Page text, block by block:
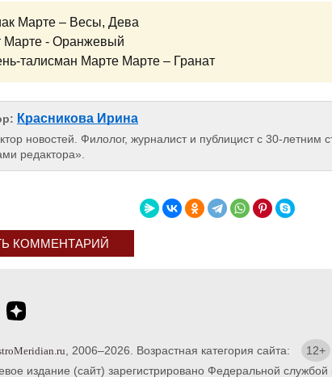
Марте – Весы, Дева
Марте - Оранжевый
талисман Марте Марте – Гранат
Красникова Ирина
новостей. Филолог, журналист и публицист с 30-летним
редактора».
КОММЕНТАРИЙ
, 2006–2026. Возрастная категория сайта:
12+
издание (сайт) зарегистрировано Федеральной